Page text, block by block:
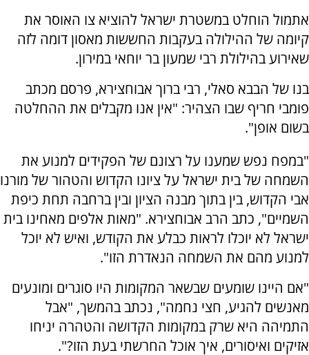
אתמול הוחלט במשטרת ישראל להוציא צו האוסר את
קיומה של ההילולה בעקבות החששות מאסון דומה לזה
שאירוע בהילולת רבי שמעון בר יוחאי במירון.
בנו של הבבא סאלי, רבי ברוך אבוחצירא, פרסם מכתב
פומבי חריף שבו הצהיר: "אין אנו מקבלים את ההחלטה
בשום אופן".
"במפח נפש שמענו על רצונם של הפקידים למנוע את
השמחה של בית ישראל על ציונו הקדוש והטהור של מורנו
אבי הקדוש, בין בתוך מבנה הציון ובין ברחבה תחת כיפת
השמיים", כתב הרב אבוחצירא. "מאות אלפים מאחינו בית
ישראל לא יוכלו לראות כבלע את הקודש, ואיש לא יוכל
למנוע מהם את השמחה הנאדרת הזו".
"אם היינו שומעים שבשאר המקומות היו סוגרים ומונעים
מאנשים להגיע, חצי נחמה", נכתב בהמשך, "אבל
התמיהה היא שרק במקומות הקדושה והטהרה יניחו
אזיקים ואיסורים, איך אוכל החרשתי בעת הזו?".